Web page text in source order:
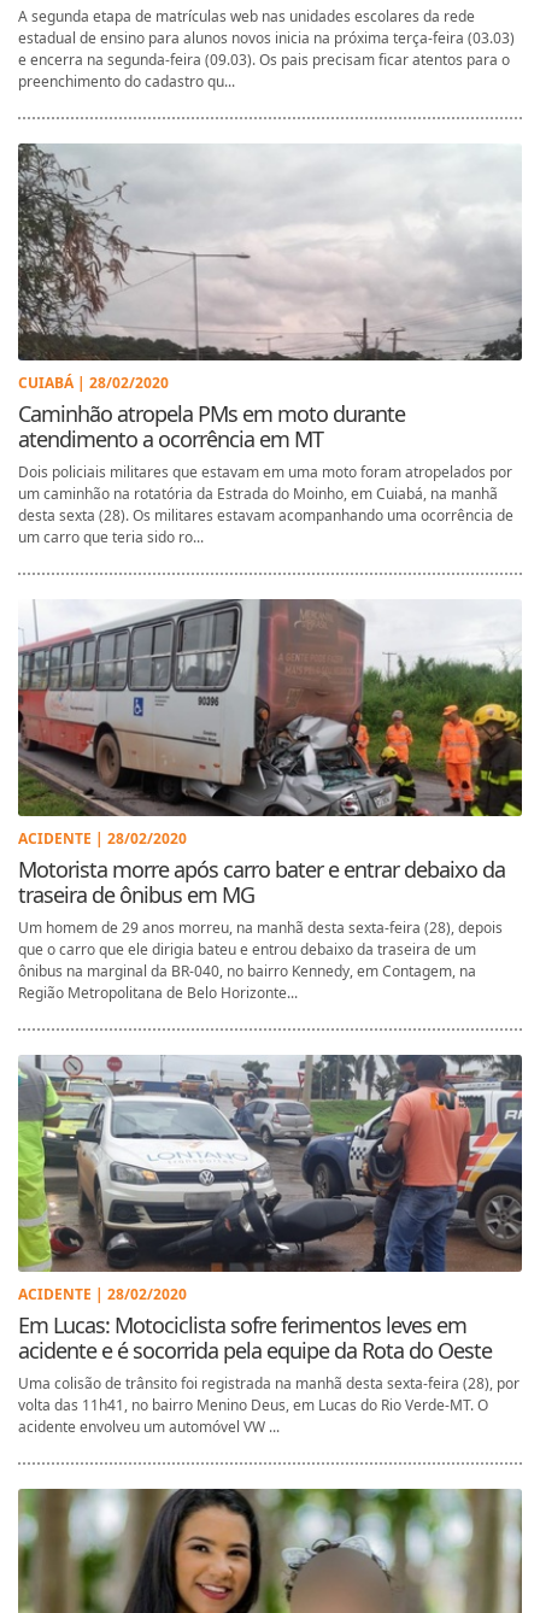
A segunda etapa de matrículas web nas unidades escolares da rede
estadual de ensino para alunos novos inicia na próxima terça-feira (03.03)
e encerra na segunda-feira (09.03). Os pais precisam ficar atentos para o
preenchimento do cadastro qu...
CUIABÁ | 28/02/2020
Caminhão atropela PMs em moto durante
atendimento a ocorrência em MT
Dois policiais militares que estavam em uma moto foram atropelados por
um caminhão na rotatória da Estrada do Moinho, em Cuiabá, na manhã
desta sexta (28). Os militares estavam acompanhando uma ocorrência de
um carro que teria sido ro...
ACIDENTE | 28/02/2020
Motorista morre após carro bater e entrar debaixo da
traseira de ônibus em MG
Um homem de 29 anos morreu, na manhã desta sexta-feira (28), depois
que o carro que ele dirigia bateu e entrou debaixo da traseira de um
ônibus na marginal da BR-040, no bairro Kennedy, em Contagem, na
Região Metropolitana de Belo Horizonte...
ACIDENTE | 28/02/2020
Em Lucas: Motociclista sofre ferimentos leves em
acidente e é socorrida pela equipe da Rota do Oeste
Uma colisão de trânsito foi registrada na manhã desta sexta-feira (28), por
volta das 11h41, no bairro Menino Deus, em Lucas do Rio Verde-MT. O
acidente envolveu um automóvel VW ...